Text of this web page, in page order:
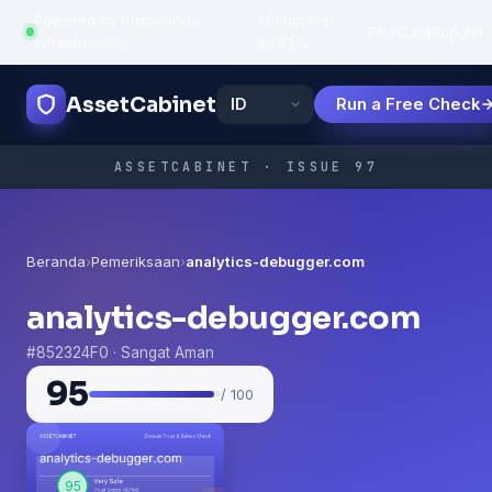
infrastructure
AssetCabinet Run a Free Check
ASSETCABINET · ISSUE 97
Beranda›Pemeriksaan›analytics-debugger.com
analytics-debugger.com
#852324F0 · Sangat Aman
95 / 100